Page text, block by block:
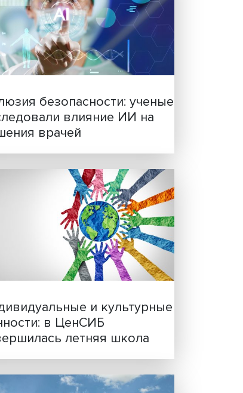
Новые инвестиции:
семей становится частью
бизнес-стратегий
Иллюзия безопасности:
исследовали влияние
решения врачей